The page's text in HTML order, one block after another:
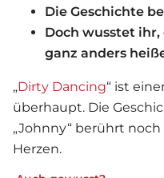
Die Geschichte
Doch wusstet
ganz anders
„Dirty Dancing“ ist
überhaupt. Die
„Johnny“ berührt
Herzen.